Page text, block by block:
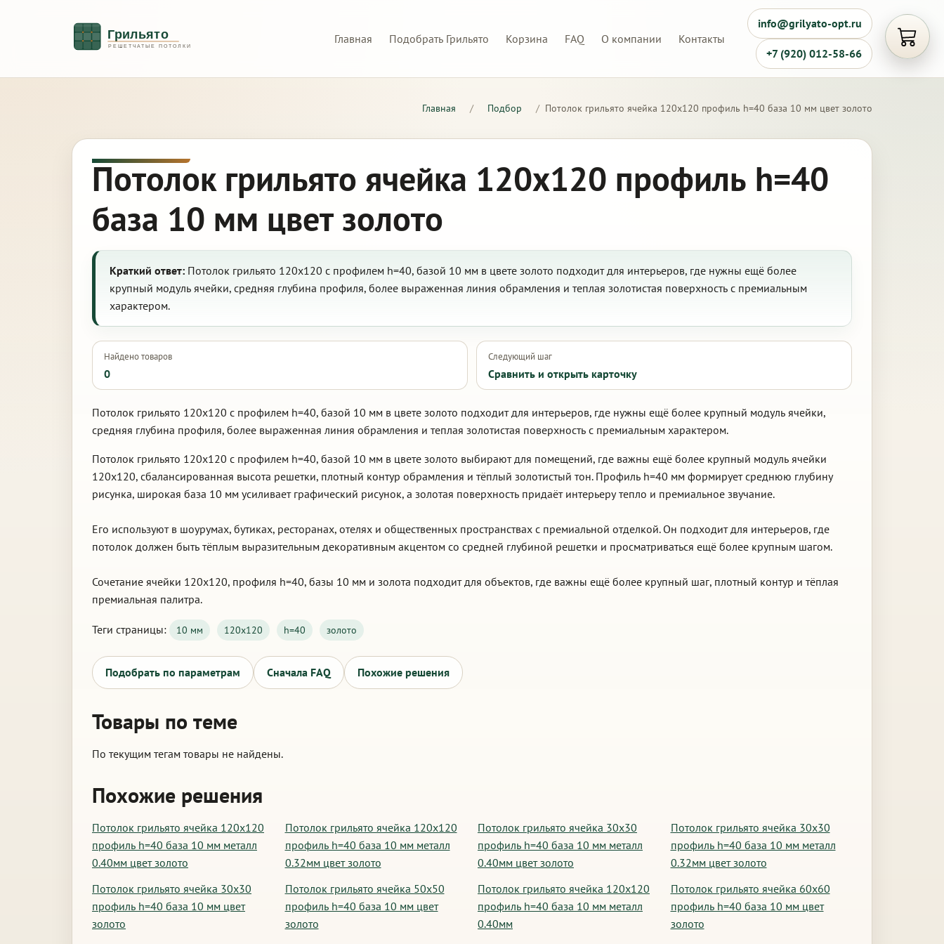
Главная Подобрать Грильято Корзина FAQ О компании Контакты
info@grilyato-opt.ru
+7 (920) 012-58-66
Главная / Подбор / Потолок грильято ячейка 120х120 профиль h=40 база 10 мм цвет золото
Потолок грильято ячейка 120х120 профиль h=40
база 10 мм цвет золото
Краткий ответ: Потолок грильято 120х120 с профилем h=40, базой 10 мм в цвете золото подходит для интерьеров, где нужны ещё более
крупный модуль ячейки, средняя глубина профиля, более выраженная линия обрамления и теплая золотистая поверхность с премиальным
характером.
Найдено товаров
0
Следующий шаг
Сравнить и открыть карточку
Потолок грильято 120х120 с профилем h=40, базой 10 мм в цвете золото подходит для интерьеров, где нужны ещё более крупный модуль ячейки,
средняя глубина профиля, более выраженная линия обрамления и теплая золотистая поверхность с премиальным характером.
Потолок грильято 120х120 с профилем h=40, базой 10 мм в цвете золото выбирают для помещений, где важны ещё более крупный модуль ячейки
120х120, сбалансированная высота решетки, плотный контур обрамления и тёплый золотистый тон. Профиль h=40 мм формирует среднюю глубину
рисунка, широкая база 10 мм усиливает графический рисунок, а золотая поверхность придаёт интерьеру тепло и премиальное звучание.
Его используют в шоурумах, бутиках, ресторанах, отелях и общественных пространствах с премиальной отделкой. Он подходит для интерьеров, где
потолок должен быть тёплым выразительным декоративным акцентом со средней глубиной решетки и просматриваться ещё более крупным шагом.
Сочетание ячейки 120х120, профиля h=40, базы 10 мм и золота подходит для объектов, где важны ещё более крупный шаг, плотный контур и тёплая
премиальная палитра.
Теги страницы: 10 мм 120х120 h=40 золото
Подобрать по параметрам Сначала FAQ Похожие решения
Товары по теме
По текущим тегам товары не найдены.
Похожие решения
Потолок грильято ячейка 120х120
профиль h=40 база 10 мм металл
0.40мм цвет золото
Потолок грильято ячейка 120х120
профиль h=40 база 10 мм металл
0.32мм цвет золото
Потолок грильято ячейка 30х30
профиль h=40 база 10 мм металл
0.40мм цвет золото
Потолок грильято ячейка 30х30
профиль h=40 база 10 мм металл
0.32мм цвет золото
Потолок грильято ячейка 30х30
профиль h=40 база 10 мм цвет
золото
Потолок грильято ячейка 50х50
профиль h=40 база 10 мм цвет
золото
Потолок грильято ячейка 120х120
профиль h=40 база 10 мм металл
0.40мм
Потолок грильято ячейка 60х60
профиль h=40 база 10 мм цвет
золото
Открыть